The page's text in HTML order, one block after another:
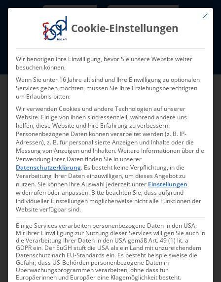
Skip
Fort- und Weiterbildung I Termine
Zugriff nur für bad-
Mitglieder
Benutzername oder E-Mail-Adresse
Passwort
Mit
Cookie-Einstellungen
Wir benötigen Ihre Einwilligung, bevor Sie unsere Website weiter
besuchen können.
Wenn Sie unter 16 Jahre alt sind und Ihre Einwilligung zu optionalen
Services geben möchten, müssen Sie Ihre Erziehungsberechtigten
um Erlaubnis bitten.
Wir verwenden Cookies und andere Technologien auf unserer
Website. Einige von ihnen sind essenziell, während andere uns
helfen, diese Website und Ihre Erfahrung zu verbessern.
Personenbezogene Daten können verarbeitet werden (z. B. IP-
Adressen), z. B. für personalisierte Anzeigen und Inhalte oder die
Messung von Anzeigen und Inhalten.Weitere Informationen über die
Verwendung Ihrer Daten finden Sie in unserer
Datenschutzerklärung. Es besteht keine Verpflichtung, in die
Verarbeitung Ihrer Daten einzuwilligen, um dieses Angebot zu
nutzen.Sie können Ihre Auswahl jederzeit unter Einstellungen
widerrufen oder anpassen. Bitte beachten Sie, dass aufgrund
individueller Einstellungen möglicherweise nicht alle Funktionen der
Website verfügbar sind.
Einige Services verarbeiten personenbezogene Daten in den USA.
Mit Ihrer Einwilligung zur Nutzung dieser Services willigen Sie auch in
die Verarbeitung Ihrer Daten in den USA gemäß Art. 49 (1) lit. a
GDPR ein. Der EuGH stuft die USA als ein Land mit unzureichendem
Datenschutz nach EU-Standards ein. Es besteht beispielsweise die
Gefahr, dass US-Behörden personenbezogene Daten in
Überwachungsprogrammen verarbeiten, ohne dass für
Europäerinnen und Europäer eine Klagemöglichkeit besteht.